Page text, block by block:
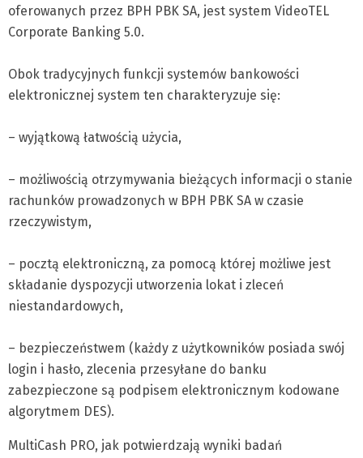
oferowanych przez BPH PBK SA, jest system VideoTEL
Corporate Banking 5.0.
Obok tradycyjnych funkcji systemów bankowości
elektronicznej system ten charakteryzuje się:
– wyjątkową łatwością użycia,
– możliwością otrzymywania bieżących informacji o stanie
rachunków prowadzonych w BPH PBK SA w czasie
rzeczywistym,
– pocztą elektroniczną, za pomocą której możliwe jest
składanie dyspozycji utworzenia lokat i zleceń
niestandardowych,
– bezpieczeństwem (każdy z użytkowników posiada swój
login i hasło, zlecenia przesyłane do banku
zabezpieczone są podpisem elektronicznym kodowane
algorytmem DES).
MultiCash PRO, jak potwierdzają wyniki badań